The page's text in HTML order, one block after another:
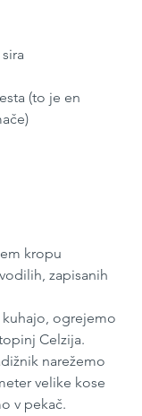
(to je en
kropu
zapisanih
ogrejemo
Celzija.
narežemo
velike kose
v pekač.